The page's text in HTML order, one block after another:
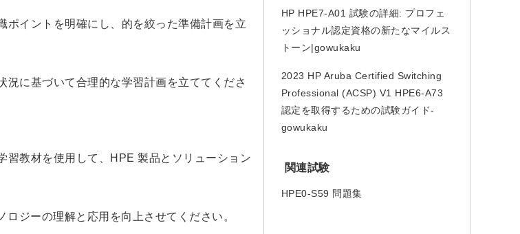
イントを明確にし、的を絞った準備計画を立
に基づいて合理的な学習計画を立ててくださ
習教材を使用して、HPE 製品とソリューション
ジーの理解と応用を向上させてください。
HP HPE7-A01 試験の詳細: プロフェ
ッショナル認定資格の新たなマイルス
トーン|gowukaku
2023 HP Aruba Certified Switching
Professional (ACSP) V1 HPE6-A73
認定を取得するための試験ガイド-
gowukaku
関連試験
HPE0-S59 問題集